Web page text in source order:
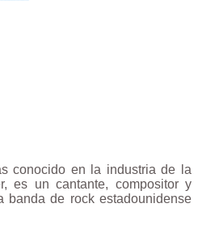
conocido en la industria de la
es un cantante, compositor y
de rock estadounidense